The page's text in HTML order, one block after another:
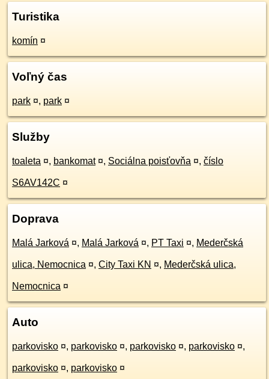
Turistika
komín ¤
Voľný čas
park ¤, park ¤
Služby
toaleta ¤, bankomat ¤, Sociálna poisťovňa ¤, číslo
S6AV142C ¤
Doprava
Malá Jarková ¤, Malá Jarková ¤, PT Taxi ¤, Mederčská
ulica, Nemocnica ¤, City Taxi KN ¤, Mederčská ulica,
Nemocnica ¤
Auto
parkovisko ¤, parkovisko ¤, parkovisko ¤, parkovisko ¤,
parkovisko ¤, parkovisko ¤